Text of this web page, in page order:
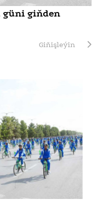
güni giňden
Giňişleýin